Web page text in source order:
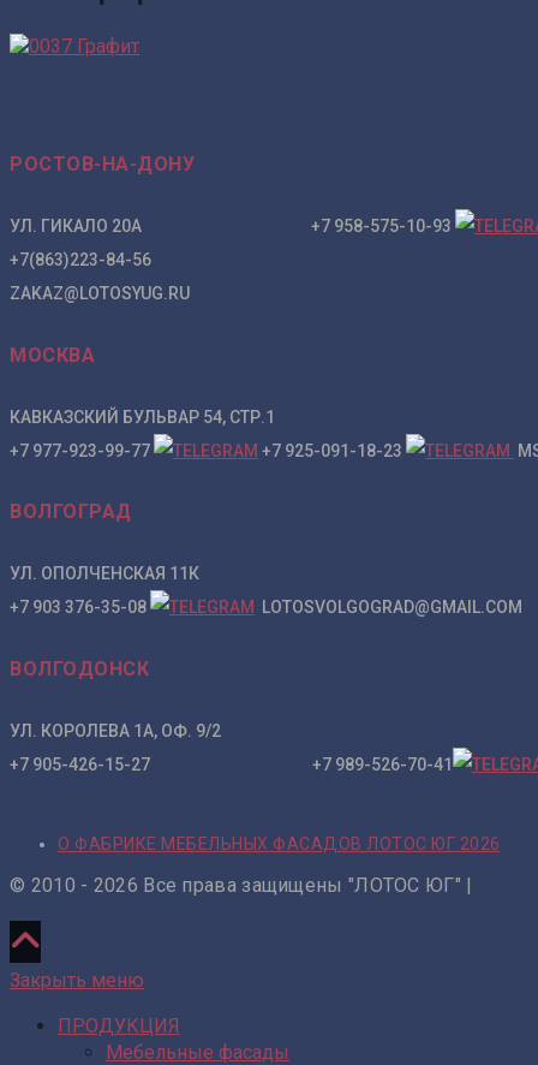
РОСТОВ-НА-ДОНУ
УЛ. ГИКАЛО 20А +7 958-575-10-93
+7(863)223-84-56
ZAKAZ@LOTOSYUG.RU
МОСКВА
КАВКАЗСКИЙ БУЛЬВАР 54, СТР.1
+7 977-923-99-77
+7 925-091-18-23
ВОЛГОГРАД
УЛ. ОПОЛЧЕНСКАЯ 11К
+7 903 376-35-08
LOTOSVOLGOGRAD@GMAIL.COM
ВОЛГОДОНСК
УЛ. КОРОЛЕВА 1А, ОФ. 9/2
+7 905-426-15-27 +7 989-526-70-41
О ФАБРИКЕ МЕБЕЛЬНЫХ ФАСАДОВ ЛОТОС ЮГ 2026
© 2010 - 2026 Все права защищены "ЛОТОС ЮГ" |
Закрыть меню
ПРОДУКЦИЯ
Мебельные фасады